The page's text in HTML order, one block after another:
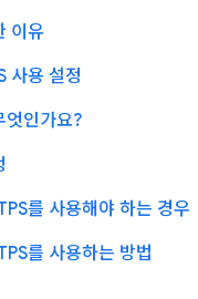
이유
사용 설정
엇인가요?
를 사용해야 하는 경우
를 사용하는 방법